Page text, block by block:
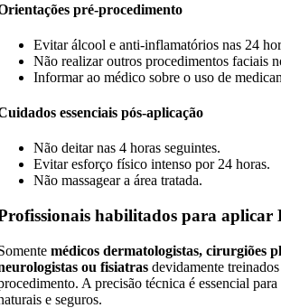
pré-procedimento
Evitar álcool e anti-inflamatórios nas 24
Não realizar outros procedimentos faciais
Informar ao médico sobre o uso de
essenciais pós-aplicação
Não deitar nas 4 horas seguintes.
Evitar esforço físico intenso por 24 horas.
Não massagear a área tratada.
habilitados para aplicar
médicos dermatologistas, cirurgiões
ou fisiatras devidamente
A precisão técnica é essencial
e seguros.